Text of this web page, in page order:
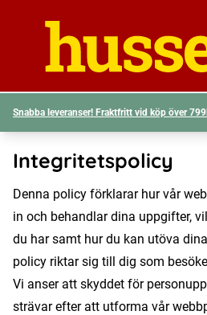
Husse logotyp
Snabba leveranser! Fraktfritt vid köp över
Integritetspolicy
Denna policy förklarar hur vår
in och behandlar dina uppgifter,
du har samt hur du kan utöva
policy riktar sig till dig som
Vi anser att skyddet för
strävar efter att utforma vår